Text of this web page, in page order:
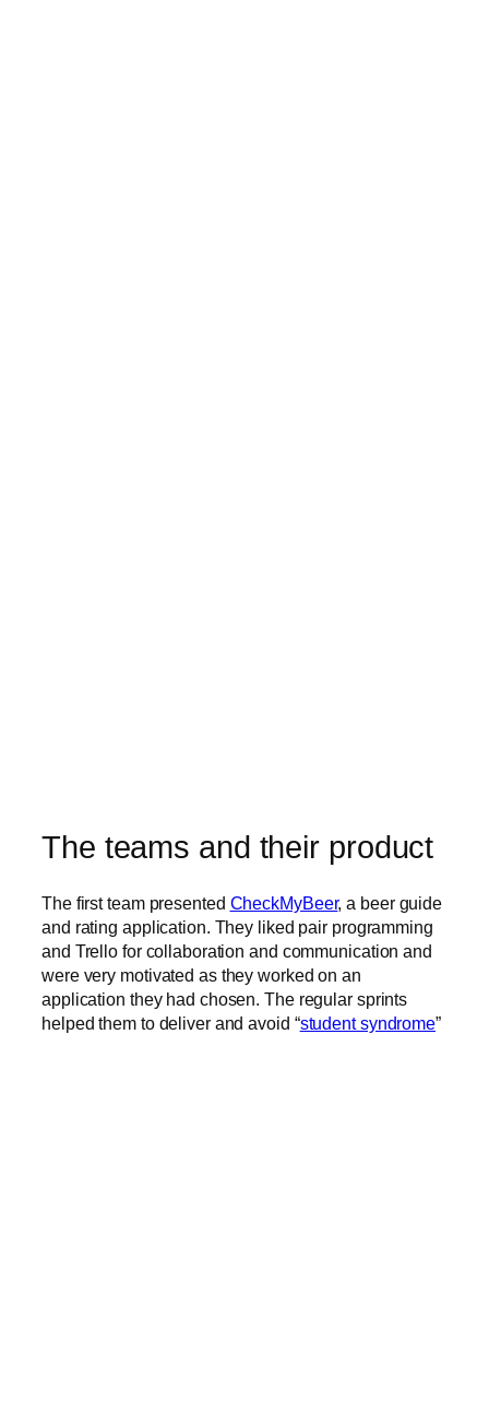
The teams and their product
The first team presented CheckMyBeer, a beer guide
and rating application. They liked pair programming
and Trello for collaboration and communication and
were very motivated as they worked on an
application they had chosen. The regular sprints
helped them to deliver and avoid “student syndrome”